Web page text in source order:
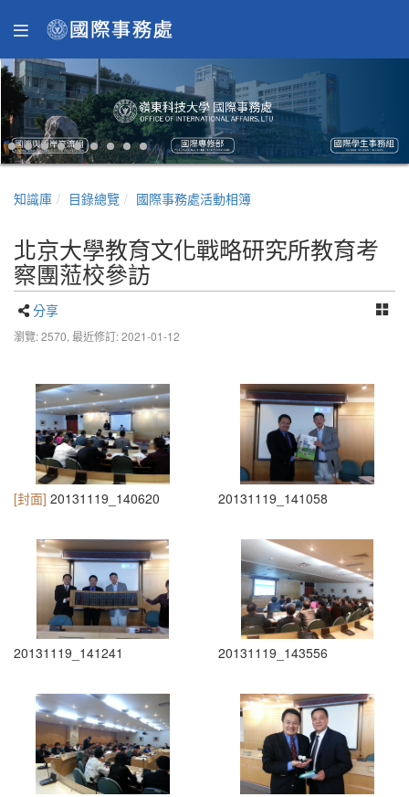
知識庫 目錄總覽 國際事務處活動相簿
北京大學教育文化戰略研究所教育考
察團蒞校參訪
分享
瀏覽: 2570, 最近修訂: 2021-01-12
[封面] 20131119_140620 20131119_141058
20131119_141241 20131119_143556